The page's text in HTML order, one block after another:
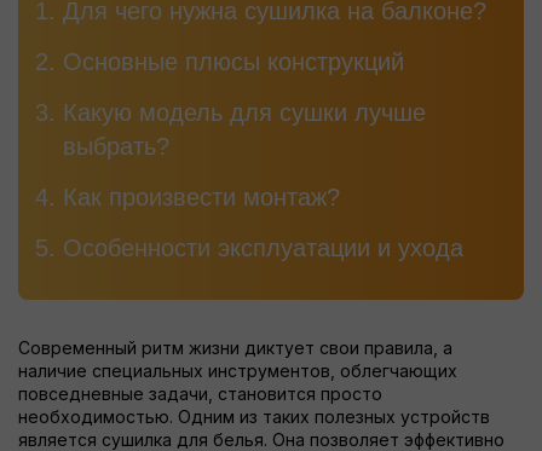
Для чего нужна сушилка на балконе?
Основные плюсы конструкций
Какую модель для сушки лучше
выбрать?
Как произвести монтаж?
Особенности эксплуатации и ухода
Современный ритм жизни диктует свои правила, а
наличие специальных инструментов, облегчающих
повседневные задачи, становится просто
необходимостью. Одним из таких полезных устройств
является сушилка для белья. Она позволяет эффективно